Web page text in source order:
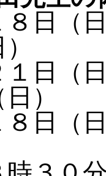
８日
日
）
（日